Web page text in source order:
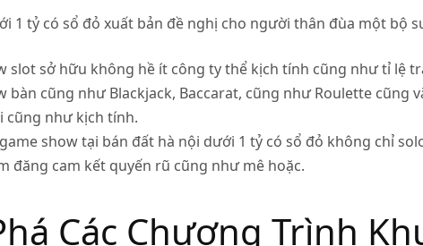
1 tỷ có sổ đỏ xuất bản đề nghị cho người thân đùa một bộ
slot sở hữu không hề ít công ty thể kịch tính cũng như tỉ lệ
bàn cũng như Blackjack, Baccarat, cũng như Roulette
cũng như kịch tính.
show tại bán đất hà nội dưới 1 tỷ có sổ đỏ không chỉ
đăng cam kết quyến rũ cũng như mê hoặc.
Các Chương Trình